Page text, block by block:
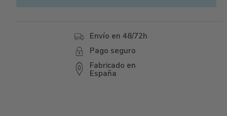
Envío en 48/72h
Pago seguro
Fabricado en
España